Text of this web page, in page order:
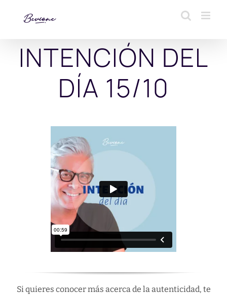
INTENCIÓN DEL
DÍA 15/10
Si quieres conocer más acerca de la autenticidad, te